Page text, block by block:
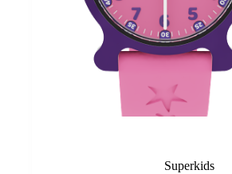
Superkids